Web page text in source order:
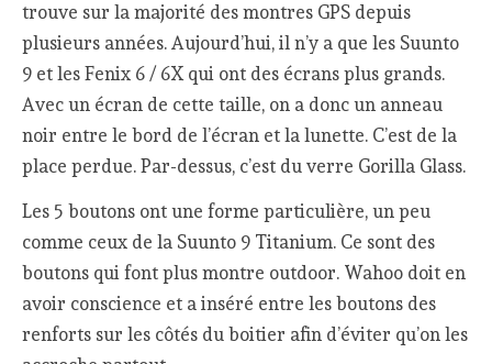
trouve sur la majorité des montres GPS depuis
plusieurs années. Aujourd’hui, il n’y a que les Suunto
9 et les Fenix 6 / 6X qui ont des écrans plus grands.
Avec un écran de cette taille, on a donc un anneau
noir entre le bord de l’écran et la lunette. C’est de la
place perdue. Par-dessus, c’est du verre Gorilla Glass.
Les 5 boutons ont une forme particulière, un peu
comme ceux de la Suunto 9 Titanium. Ce sont des
boutons qui font plus montre outdoor. Wahoo doit en
avoir conscience et a inséré entre les boutons des
renforts sur les côtés du boitier afin d’éviter qu’on les